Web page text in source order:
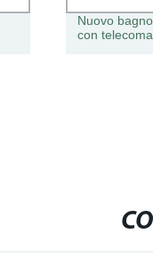
Nuovo
con